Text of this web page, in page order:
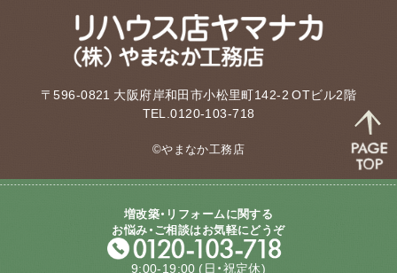
〒596-0821 大阪府岸和田市小松里町142-2 OTビル2階
TEL.0120-103-718
©やまなか工務店
増改築・リフォームに関する
お悩み・ご相談はお気軽にどうぞ
9:00-19:00 (日・祝定休)